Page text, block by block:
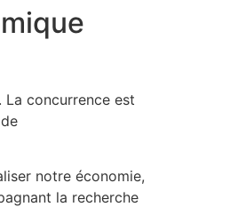
concurrence est
notre économie,
la recherche